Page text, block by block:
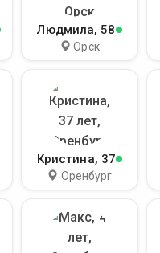
Людмила, 58
Орск
Кристина, 37
Оренбург